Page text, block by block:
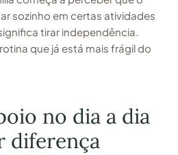
sozinho em certas atividades
tirar independência.
que já está mais frágil do
no dia a dia
diferença